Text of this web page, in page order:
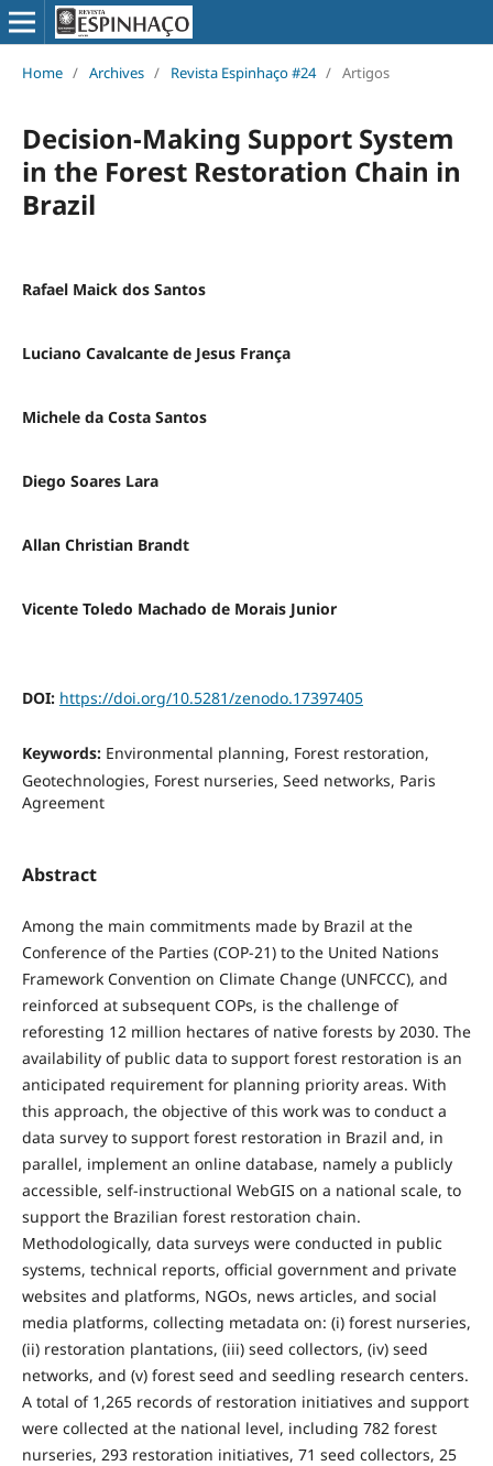
Home / Archives / Revista Espinhaço #24 / Artigos
Decision-Making Support System
in the Forest Restoration Chain in
Brazil
Rafael Maick dos Santos
Luciano Cavalcante de Jesus França
Michele da Costa Santos
Diego Soares Lara
Allan Christian Brandt
Vicente Toledo Machado de Morais Junior
DOI: https://doi.org/10.5281/zenodo.17397405
Keywords: Environmental planning, Forest restoration,
Geotechnologies, Forest nurseries, Seed networks, Paris
Agreement
Abstract
Among the main commitments made by Brazil at the
Conference of the Parties (COP-21) to the United Nations
Framework Convention on Climate Change (UNFCCC), and
reinforced at subsequent COPs, is the challenge of
reforesting 12 million hectares of native forests by 2030. The
availability of public data to support forest restoration is an
anticipated requirement for planning priority areas. With
this approach, the objective of this work was to conduct a
data survey to support forest restoration in Brazil and, in
parallel, implement an online database, namely a publicly
accessible, self-instructional WebGIS on a national scale, to
support the Brazilian forest restoration chain.
Methodologically, data surveys were conducted in public
systems, technical reports, official government and private
websites and platforms, NGOs, news articles, and social
media platforms, collecting metadata on: (i) forest nurseries,
(ii) restoration plantations, (iii) seed collectors, (iv) seed
networks, and (v) forest seed and seedling research centers.
A total of 1,265 records of restoration initiatives and support
were collected at the national level, including 782 forest
nurseries, 293 restoration initiatives, 71 seed collectors, 25